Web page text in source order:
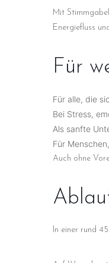
Mit
Energiefluss
Für
Für alle, die
Bei Stress,
Als sanfte
Für
Auch ohne
In einer rund